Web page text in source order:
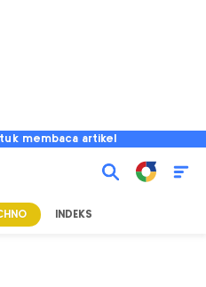
membaca artikel
INDEKS